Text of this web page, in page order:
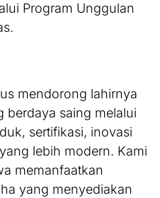
Program Unggulan
mendorong lahirnya
berdaya saing melalui
sertifikasi, inovasi
lebih modern. Kami
memanfaatkan
yang menyediakan